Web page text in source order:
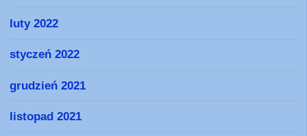
luty 2022
styczeń 2022
grudzień 2021
listopad 2021